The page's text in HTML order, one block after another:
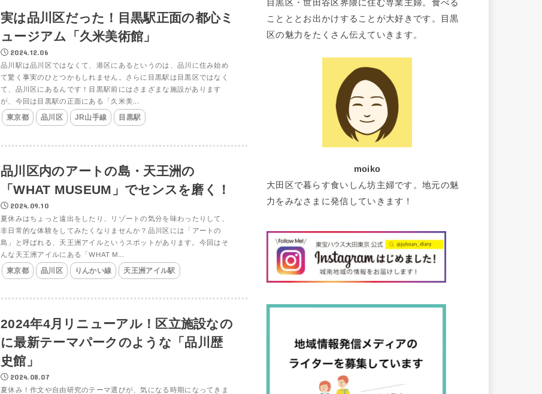
実は品川区だった！目黒駅正面の都心ミ
ュージアム「久米美術館」
2024.12.06
品川駅は品川区ではなくて、港区にあるというのは、品川に住み始め
て驚く事実のひとつかもしれません。さらに目黒駅は目黒区ではなく
て、品川区にあるんです！目黒駅前にはさまざまな施設があります
が、今回は目黒駅の正面にある「久米美...
東京都 品川区 JR山手線 目黒駅
品川区内のアートの島・天王洲の
「WHAT MUSEUM」でセンスを磨く！
2024.09.10
夏休みはちょっと遠出をしたり、リゾートの気分を味わったりして、
非日常的な体験をしてみたくなりませんか？品川区には「アートの
島」と呼ばれる、天王洲アイルというスポットがあります。今回はそ
んな天王洲アイルにある「WHAT M...
東京都 品川区 りんかい線 天王洲アイル駅
2024年4月リニューアル！区立施設なの
に最新テーマパークのような「品川歴
史館」
2024.08.07
夏休み！作文や自由研究のテーマ選びが、気になる時期になってきま
目黒区・世田谷区界隈に住む専業主婦。食べる
ことととお出かけすることが大好きです。目黒
区の魅力をたくさん伝えていきます。
moiko
大田区で暮らす食いしん坊主婦です。地元の魅
力をみなさまに発信していきます！